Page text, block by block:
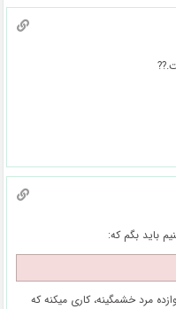
باید بگم که:
مرد خشمگینه، کاری میکنه که